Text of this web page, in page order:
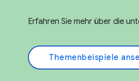
Erfahren Sie mehr über die
Themenbeispiele